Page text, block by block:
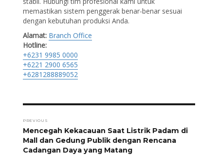
memastikan sistem penggerak benar-benar sesuai
dengan kebutuhan produksi Anda.
Alamat: Branch Office
Hotline:
+6231 9985 0000
+6221 2900 6565
+6281288889052
navigation
PREVIOUS
Previous
post:
Mencegah Kekacauan Saat Listrik Padam di
Mall dan Gedung Publik dengan Rencana
Cadangan Daya yang Matang